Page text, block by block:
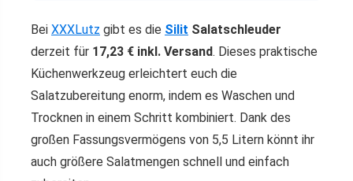
Bei XXXLutz gibt es die Silit Salatschleuder
derzeit für 17,23 € inkl. Versand. Dieses praktische
Küchenwerkzeug erleichtert euch die
Salatzubereitung enorm, indem es Waschen und
Trocknen in einem Schritt kombiniert. Dank des
großen Fassungsvermögens von 5,5 Litern könnt ihr
auch größere Salatmengen schnell und einfach